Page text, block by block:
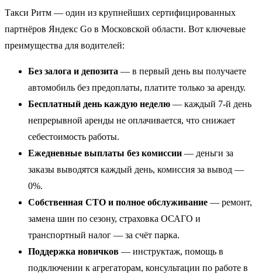
Такси Ритм — один из крупнейших сертифицированных
партнёров Яндекс Go в Московской области. Вот ключевые
преимущества для водителей:
Без залога и депозита — в первый день вы получаете
автомобиль без предоплаты, платите только за аренду.
Бесплатный день каждую неделю — каждый 7-й день
непрерывной аренды не оплачивается, что снижает
себестоимость работы.
Ежедневные выплаты без комиссии — деньги за
заказы выводятся каждый день, комиссия за вывод —
0%.
Собственная СТО и полное обслуживание — ремонт,
замена шин по сезону, страховка ОСАГО и
транспортный налог — за счёт парка.
Поддержка новичков — инструктаж, помощь в
подключении к агрегаторам, консультации по работе в